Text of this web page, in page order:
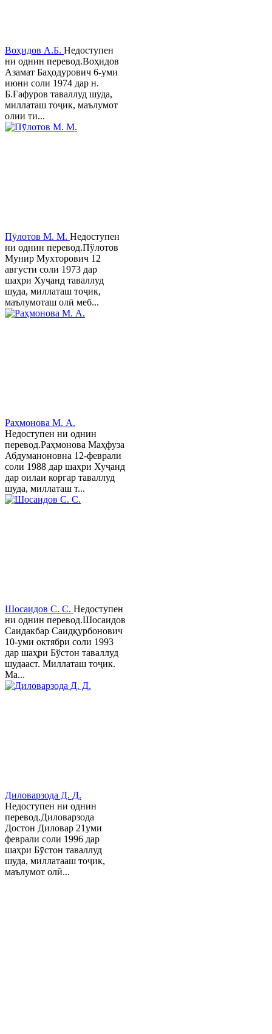
Воҳидов А.Б. Недоступен
ни однин перевод.Воҳидов
Азамат Баҳодурович 6-уми
июни соли 1974 дар н.
Б.Ғафуров таваллуд шуда,
миллаташ тоҷик, маълумот
олии ти...
Пӯлотов М. М. Недоступен
ни однин перевод.Пўлотов
Мунир Мухторович 12
августи соли 1973 дар
шаҳри Хуҷанд таваллуд
шуда, миллаташ тоҷик,
маълумоташ олӣ меб...
Раҳмонова М. А.
Недоступен ни однин
перевод.Раҳмонова Маҳфуза
Абдуманоновна 12-феврали
соли 1988 дар шаҳри Хуҷанд
дар оилаи коргар таваллуд
шуда, миллаташ т...
Шосаидов С. С. Недоступен
ни однин перевод.Шосаидов
Саидакбар Саидқурбонович
10-уми октябри соли 1993
дар шаҳри Бўстон таваллуд
шудааст. Миллаташ тоҷик.
Ма...
Диловарзода Д. Д.
Недоступен ни однин
перевод.Диловарзода
Достон Диловар 21уми
феврали соли 1996 дар
шаҳри Бӯстон таваллуд
шуда, миллатааш тоҷик,
маълумот олӣ...